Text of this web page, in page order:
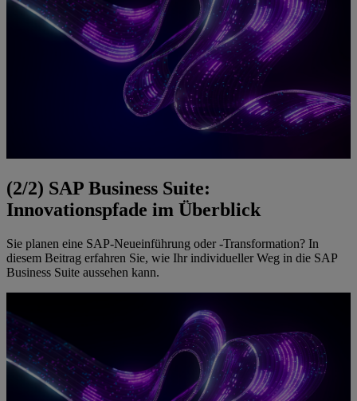
(2/2) SAP Business Suite:
Innovationspfade im Überblick
Sie planen eine SAP-Neueinführung oder -Transformation? In
diesem Beitrag erfahren Sie, wie Ihr individueller Weg in die SAP
Business Suite aussehen kann.